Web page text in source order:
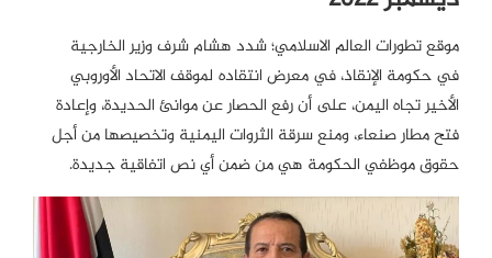
موقع تطورات العالم الاسلامي؛ شدد هشام شرف وزير الخارجية
في حكومة الإنقاذ، في معرض انتقاده لموقف الاتحاد الأوروبي
الأخير تجاه اليمن، على أن رفع الحصار عن موانئ الحديدة، وإعادة
فتح مطار صنعاء، ومنع سرقة الثروات اليمنية وتخصيصها من أجل
حقوق موظفي الحكومة هي من ضمن أي نص اتفاقية جديدة.